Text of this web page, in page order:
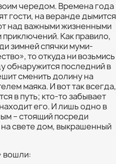
чередом. Времена года
гости, на веранде дымится
над важными жизненными
Как правило,
зимней спячки муми-
то откуда ни возьмись
обнаружится последний в
сменить долину на
маяка. И вот так всегда,
в путь; кто-то забывает
его. И лишь одно в
– стоящий посреди
свете дом, выкрашенный
вошли: